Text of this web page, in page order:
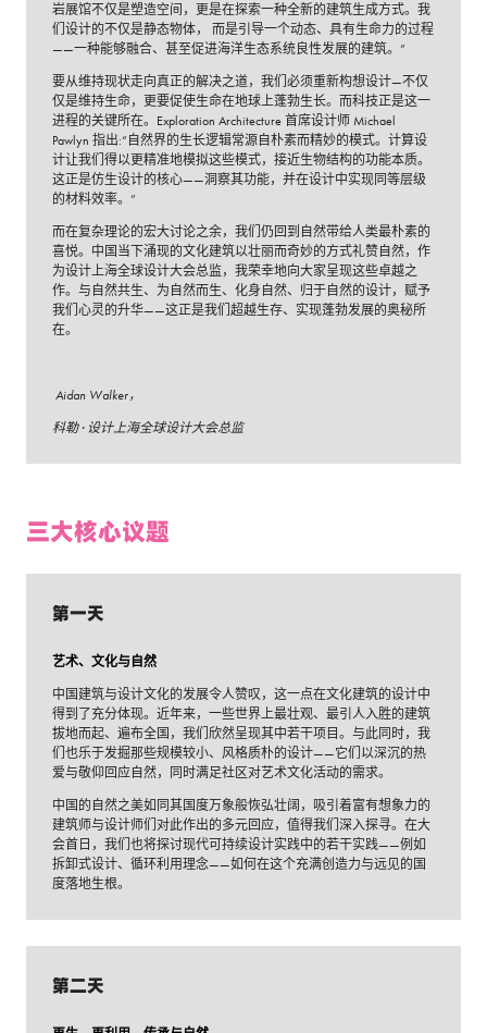
岩展馆不仅是塑造空间，更是在探索一种全新的建筑生成方式。我
们设计的不仅是静态物体， 而是引导一个动态、具有生命力的过程
——一种能够融合、甚至促进海洋生态系统良性发展的建筑。”
要从维持现状走向真正的解决之道，我们必须重新构想设计—不仅
仅是维持生命，更要促使生命在地球上蓬勃生长。而科技正是这一
进程的关键所在。Exploration Architecture 首席设计师 Michael
Pawlyn 指出:“自然界的生长逻辑常源自朴素而精妙的模式。计算设
计让我们得以更精准地模拟这些模式，接近生物结构的功能本质。
这正是仿生设计的核心——洞察其功能，并在设计中实现同等层级
的材料效率。”
而在复杂理论的宏大讨论之余，我们仍回到自然带给人类最朴素的
喜悦。中国当下涌现的文化建筑以壮丽而奇妙的方式礼赞自然，作
为设计上海全球设计大会总监，我荣幸地向大家呈现这些卓越之
作。与自然共生、为自然而生、化身自然、归于自然的设计，赋予
我们心灵的升华——这正是我们超越生存、实现蓬勃发展的奥秘所
在。
Aidan Walker，
科勒 · 设计上海全球设计大会总监
三大核心议题
第一天
艺术、文化与自然
中国建筑与设计文化的发展令人赞叹，这一点在文化建筑的设计中
得到了充分体现。近年来，一些世界上最壮观、最引人入胜的建筑
拔地而起、遍布全国，我们欣然呈现其中若干项目。与此同时，我
们也乐于发掘那些规模较小、风格质朴的设计——它们以深沉的热
爱与敬仰回应自然，同时满足社区对艺术文化活动的需求。
中国的自然之美如同其国度万象般恢弘壮阔，吸引着富有想象力的
建筑师与设计师们对此作出的多元回应，值得我们深入探寻。在大
会首日，我们也将探讨现代可持续设计实践中的若干实践——例如
拆卸式设计、循环利用理念——如何在这个充满创造力与远见的国
度落地生根。
第二天